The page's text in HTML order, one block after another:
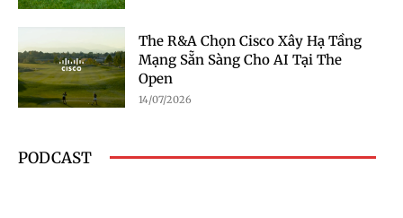
The R&A Chọn Cisco Xây Hạ Tầng
Mạng Sẵn Sàng Cho AI Tại The
Open
14/07/2026
PODCAST